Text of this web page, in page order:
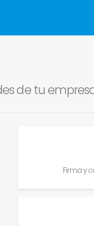
de tu
Firma y